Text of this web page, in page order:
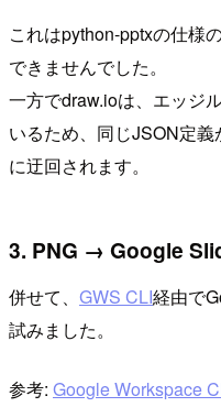
これはpython-pptxの仕様
できませんでした。
一方でdraw.ioは、エッジ
いるため、同じJSON定
に迂回されます。
3. PNG → Google
併せて、 GWS CLI経由で
試みました。
参考: Google Workspace